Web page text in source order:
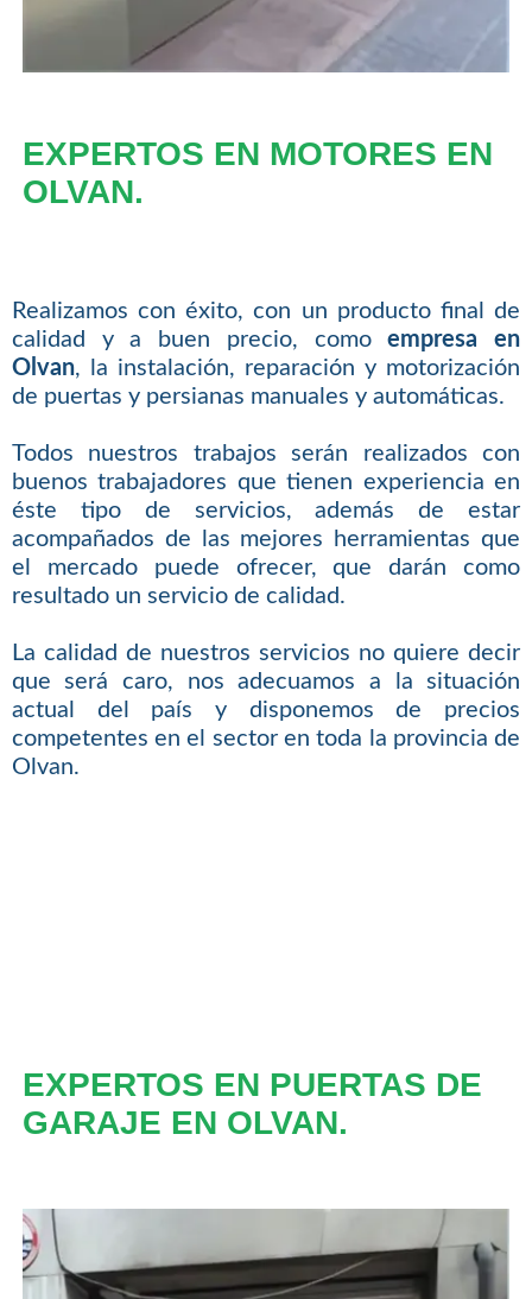
EXPERTOS EN MOTORES EN
OLVAN.
Realizamos con éxito, con un producto final de
calidad y a buen precio, comoempresa en
Olvan, la instalación, reparación y motorización
de puertas y persianas manuales y automáticas.
Todos nuestros trabajos serán realizados con
buenos trabajadores que tienen experiencia en
éste tipo de servicios, además de estar
acompañados de las mejores herramientas que
el mercado puede ofrecer, que darán como
resultado un servicio de calidad.
La calidad de nuestros servicios no quiere decir
que será caro, nos adecuamos a la situación
actual del país y disponemos de precios
competentes en el sector en toda la provincia de
Olvan.
EXPERTOS EN PUERTAS DE
GARAJE EN OLVAN.